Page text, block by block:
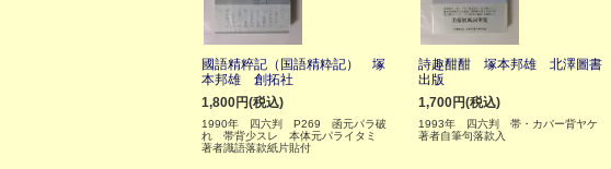
國語精粹記（国語精粋記） 塚
本邦雄 創拓社
1,800円(税込)
1990年 四六判 P269 函元パラ破
れ 帯背少スレ 本体元パライタミ
著者識語落款紙片貼付
詩趣酣酣 塚本邦雄 北澤圖書
出版
1,700円(税込)
1993年 四六判 帯・カバー背ヤケ
著者自筆句落款入